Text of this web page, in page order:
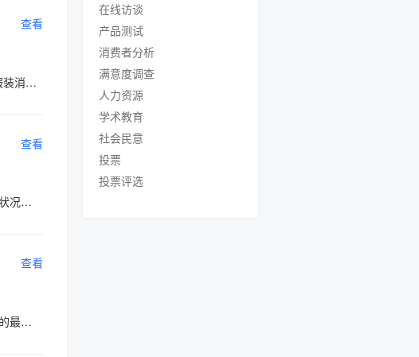
查看
您好，我是温州大学美术与设计学院服装专业大四的学生，为分析影响大学生群体服装消费的品牌形象因素，特进行此次问卷调查。请填写您的真实看法，以便我们获得较为准确的统计分析结果。 此次调查仅供学术研究使用，不会对他人公开，感谢您抽出宝贵的时间参与调查！
查看
您好，我们是大连工业大学的学生，正在做一项关于东北地区高校大学生服装消费状况的调查，想邀请您用几分钟的时间帮忙填完这份问卷，本次问卷实行匿名制，所有数据将只用于统计分析，充分保护您的隐私，请您放心填写。题目选项无对错之分，请您依据真实情况填写。
查看
同学： 您好！谢谢你在百忙之中填写我们的问卷，我们的调查目的是想了解大学生的最新消费动态，了解当代大学生对品牌服装的消费习惯，针对学生服装生产销售提供参考，以及引导大学生树立正确的消费观。本问卷各项答案无所谓对策且问卷结果不做个别呈现对外绝对保密，请您放心填写，谢谢合作！
在线访谈
产品测试
消费者分析
满意度调查
人力资源
学术教育
社会民意
投票
投票评选